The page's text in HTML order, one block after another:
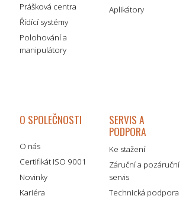
Prášková centra
Řídící systémy
Polohování a
manipulátory
Aplikátory
O SPOLEČNOSTI
O nás
Certifikát ISO 9001
Novinky
Kariéra
SERVIS A
PODPORA
Ke stažení
Záruční a pozáruční
servis
Technická podpora